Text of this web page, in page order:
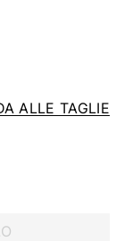
ALLE TAGLIE